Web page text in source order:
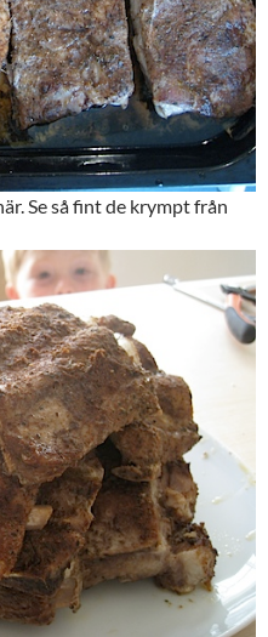
Se så fint de krympt från